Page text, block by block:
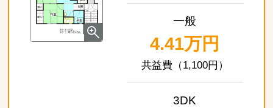
一般
4.41万円
（1,100円）
3DK